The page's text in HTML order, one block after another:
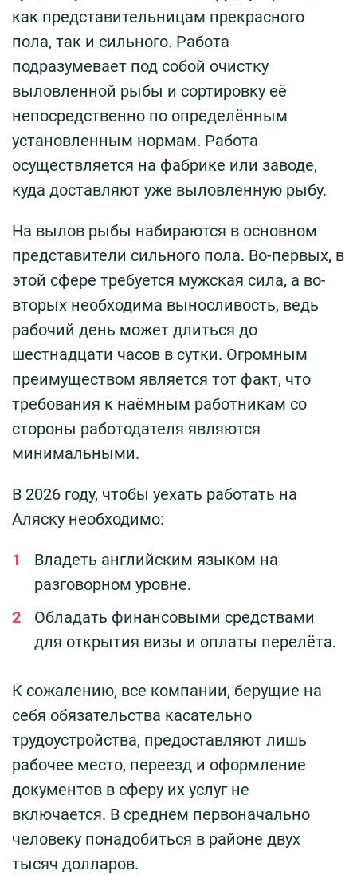
как представительницам прекрасного
пола, так и сильного. Работа
подразумевает под собой очистку
выловленной рыбы и сортировку её
непосредственно по определённым
установленным нормам. Работа
осуществляется на фабрике или заводе,
куда доставляют уже выловленную рыбу.
На вылов рыбы набираются в основном
представители сильного пола. Во-первых, в
этой сфере требуется мужская сила, а во-
вторых необходима выносливость, ведь
рабочий день может длиться до
шестнадцати часов в сутки. Огромным
преимуществом является тот факт, что
требования к наёмным работникам со
стороны работодателя являются
минимальными.
В 2026 году, чтобы уехать работать на
Аляску необходимо:
Владеть английским языком на
разговорном уровне.
Обладать финансовыми средствами
для открытия визы и оплаты перелёта.
К сожалению, все компании, берущие на
себя обязательства касательно
трудоустройства, предоставляют лишь
рабочее место, переезд и оформление
документов в сферу их услуг не
включается. В среднем первоначально
человеку понадобиться в районе двух
тысяч долларов.